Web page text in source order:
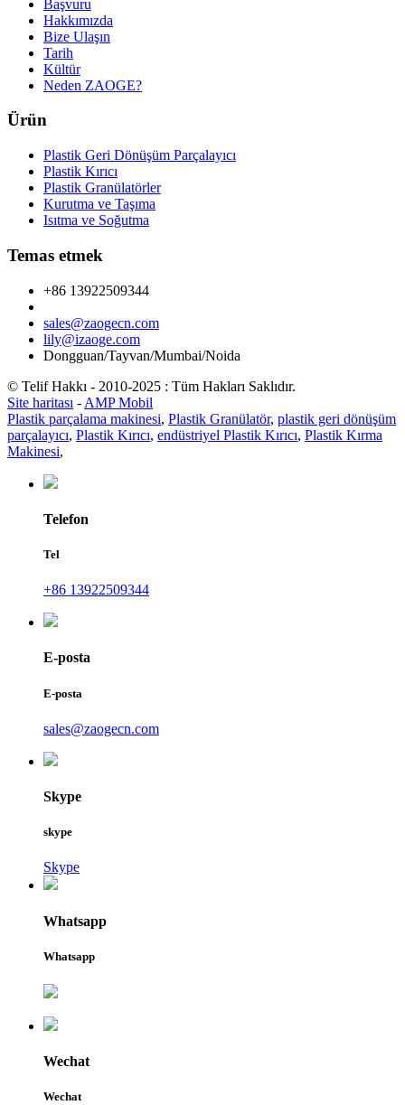
Başvuru
Hakkımızda
Bize Ulaşın
Tarih
Kültür
Neden ZAOGE?
Ürün
Plastik Geri Dönüşüm Parçalayıcı
Plastik Kırıcı
Plastik Granülatörler
Kurutma ve Taşıma
Isıtma ve Soğutma
Temas etmek
+86 13922509344
sales@zaogecn.com
lily@izaoge.com
Dongguan/Tayvan/Mumbai/Noida
© Telif Hakkı - 2010-2025 : Tüm Hakları Saklıdır.
Site haritası - AMP Mobil
Plastik parçalama makinesi, Plastik Granülatör, plastik geri dönüşüm
parçalayıcı, Plastik Kırıcı, endüstriyel Plastik Kırıcı, Plastik Kırma
Makinesi,
Telefon
Tel
+86 13922509344
E-posta
E-posta
sales@zaogecn.com
Skype
skype
Skype
Whatsapp
Whatsapp
Wechat
Wechat